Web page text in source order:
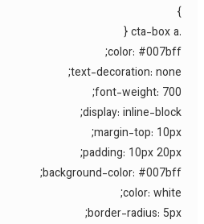
color:
text-decoration:
font-weight:
display: inline-
margin-top:
padding: 10px
background-color:
color:
border-radius: